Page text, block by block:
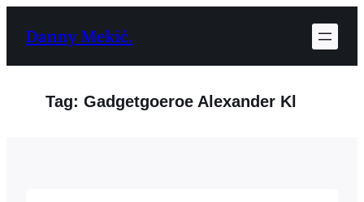
naarDanny Mekić.
Tag: Gadgetgoeroe Alexander Kl